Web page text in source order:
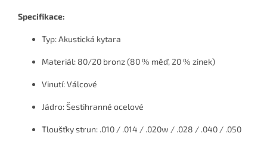
Specifikace:
Typ:Akustická kytara
Materiál: 80/20 bronz (80 % měď, 20 % zinek)
Vinutí:Válcové
Jádro:Šestihranné ocelové
Tloušťky strun: .010 / .014 / .020w / .028 / .040 / .050